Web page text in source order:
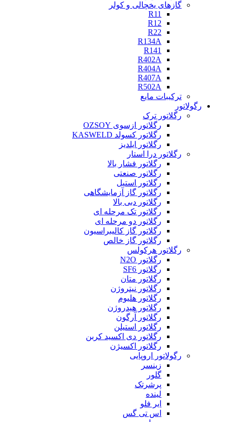
گازهای یخچالی و کولر
R11
R12
R22
R134A
R141
R402A
R404A
R407A
R502A
ترکیبات مایع
رگولاتور
رگلاتور ترک
رگلاتور ازسوی OZSOY
رگلاتور کسولد KASWELD
رگلاتور ایلدیز
رگلاتور درا استار
رگلاتور فشار بالا
رگلاتور صنعتی
رگلاتور استیل
رگلاتور گاز آزمایشگاهی
رگلاتور دبی بالا
رگلاتور تک مرحله ای
رگلاتور دو مرحله ای
رگلاتور گاز کالیبراسیون
رگلاتور گاز خالص
رگلاتور هرکولس
رگلاتور N2O
رگلاتور SF6
رگلاتور متان
رگلاتور نیتروژن
رگلاتور هلیوم
رگلاتور هیدروژن
رگلاتور آرگون
رگلاتور استیلن
رگلاتور دی اکسید کربن
رگلاتور اکسیژن
رگولاتور اروپایی
زینسر
گلور
پرشرتک
لینده
ایر فلو
اس تی گس